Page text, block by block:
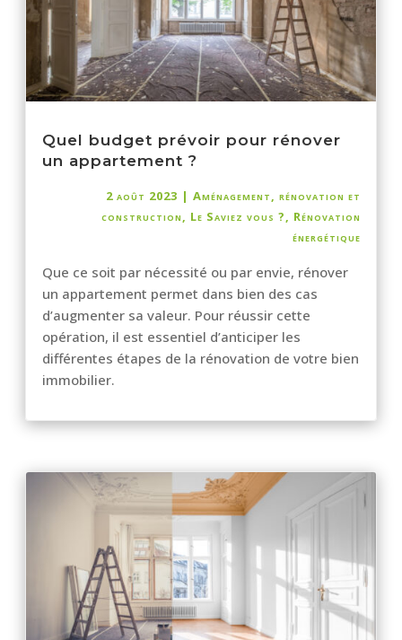
Quel budget prévoir pour rénover
un appartement ?
2 août 2023 | Aménagement, rénovation et
construction, Le Saviez vous ?, Rénovation
énergétique
Que ce soit par nécessité ou par envie, rénover
un appartement permet dans bien des cas
d’augmenter sa valeur. Pour réussir cette
opération, il est essentiel d’anticiper les
différentes étapes de la rénovation de votre bien
immobilier.